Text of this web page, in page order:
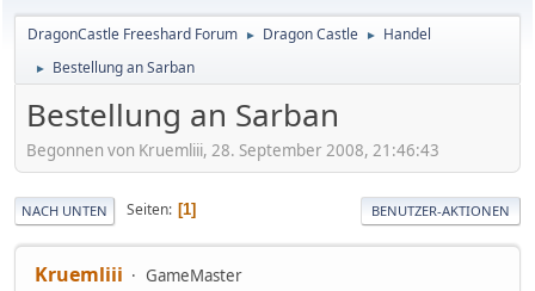
DragonCastle Freeshard Forum ► Dragon Castle ► Handel
► Bestellung an Sarban
Bestellung an Sarban
Begonnen von Kruemliii, 28. September 2008, 21:46:43
NACH UNTEN Seiten 1 BENUTZER-AKTIONEN
Kruemliii GameMaster